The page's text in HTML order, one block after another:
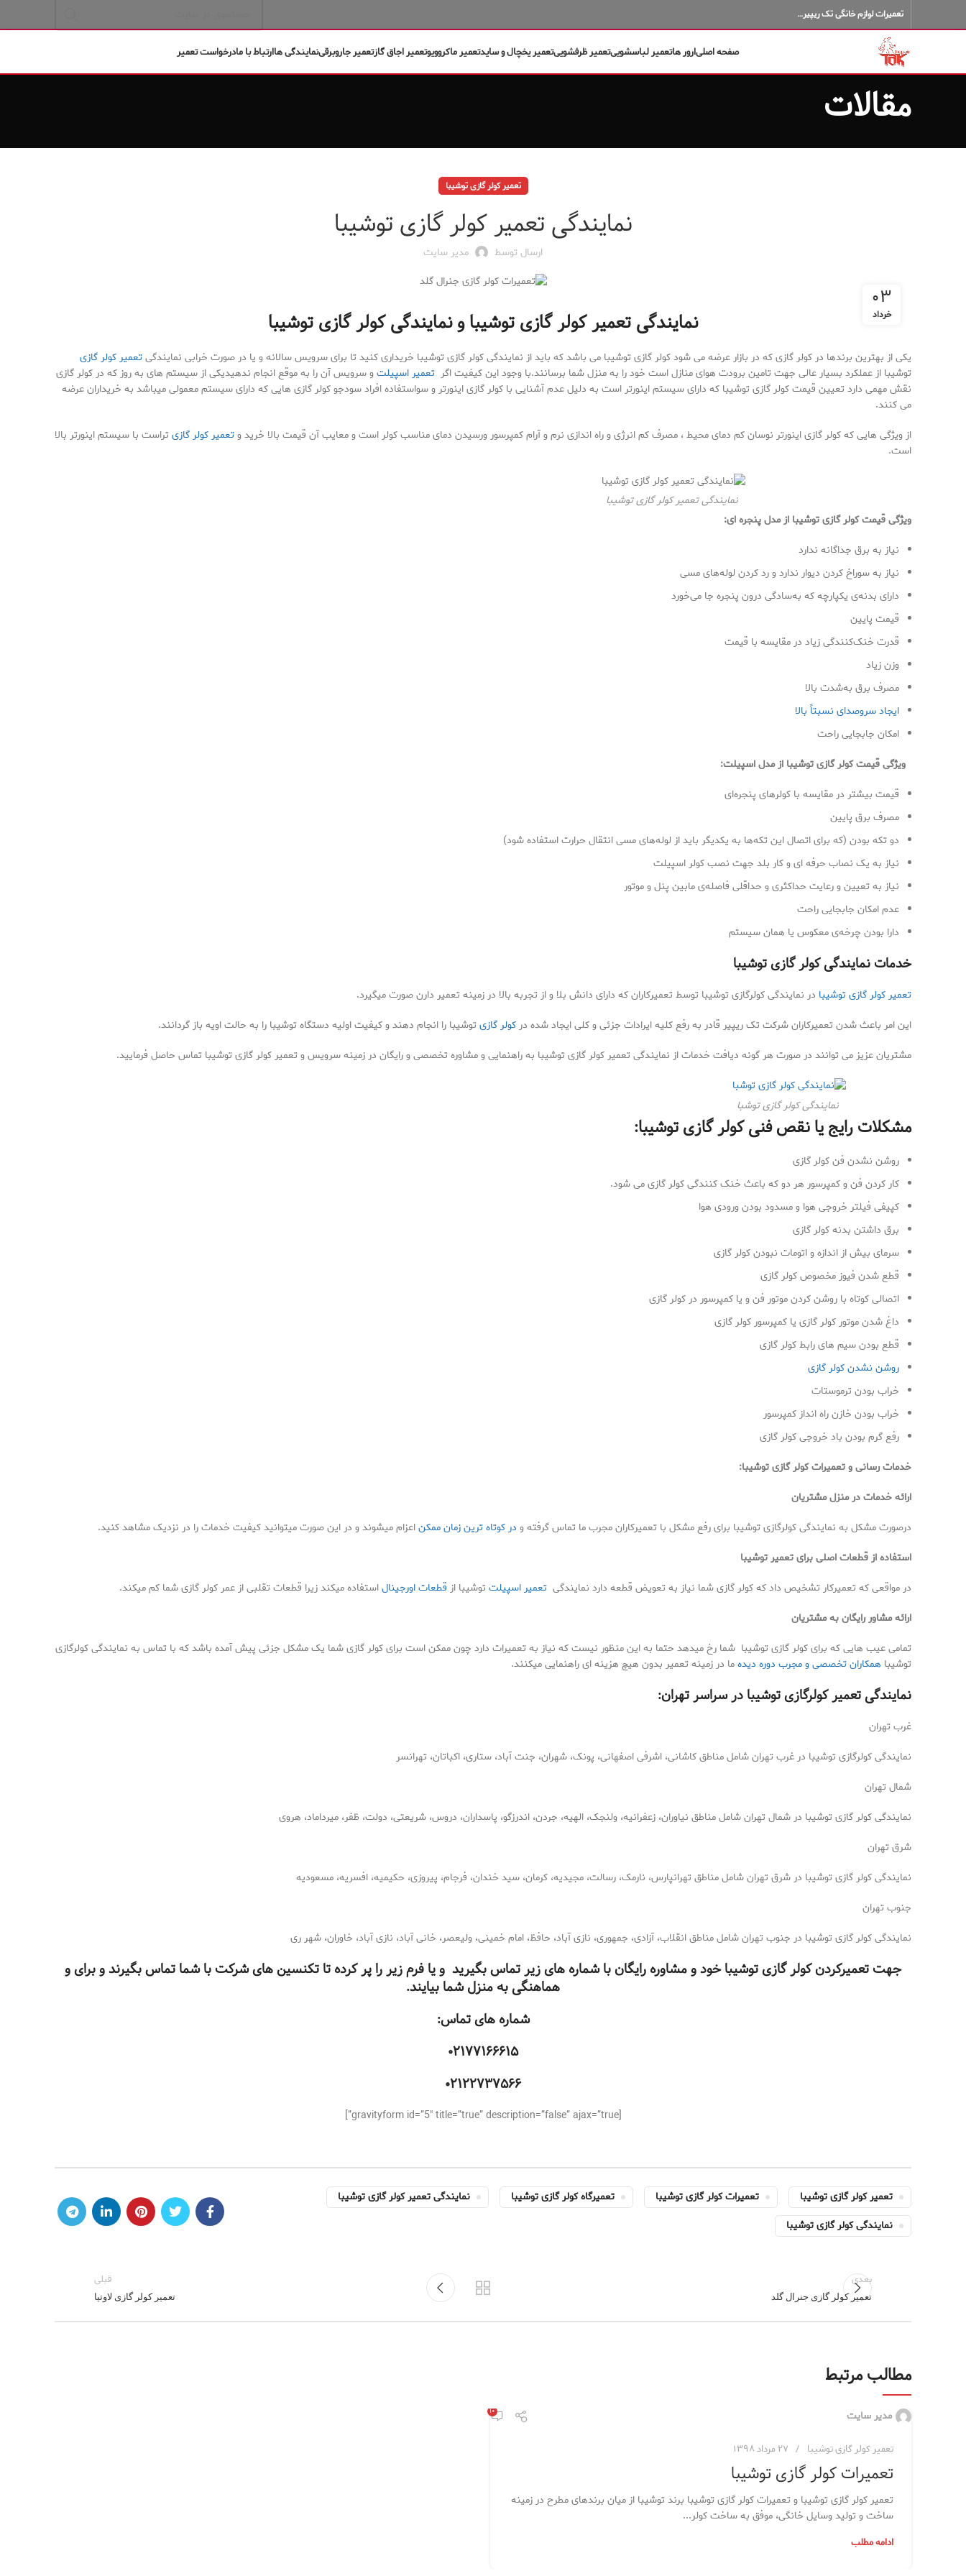
تعمیرات لوازم خانگی تک ریپیر…
صفحه اصلیارور هاتعمیر لباسشوییتعمیر ظرفشوییتعمیر یخچال و سایدتعمیر ماکروویوتعمیر اجاق گازتعمیر جاروبرقینمایندگی هاارتباط با مادرخواست تعمیر
مقالات
تعمیر کولر گازی توشیبا
نمایندگی تعمیر کولر گازی توشیبا
ارسال توسط مدیر سایت
۰۳
خرداد نمایندگی تعمیر کولر گازی توشیبا و نمایندگی کولر گازی توشیبا
یکی از بهترین برندها در کولر گازی که در بازار عرضه می شود کولر گازی توشیبا می باشد که باید از نمایندگی کولر گازی توشیبا خریداری کنید تا برای سرویس سالانه و یا در صورت خرابی نمایندگیتعمیر کولر گازی
توشیبا از عملکرد بسیار عالی جهت تامین برودت هوای منازل است خود را به منزل شما برسانند.با وجود این کیفیت اگر تعمیر اسپیلتو سرویس آن را به موقع انجام ندهیدیکی از سیستم های به روز که در کولر گازی
نقش مهمی دارد تعیین قیمت کولر گازی توشیبا که دارای سیستم اینورتر است به دلیل عدم آشنایی با کولر گازی اینورتر و سواستفاده افراد سودجو کولر گازی هایی که دارای سیستم معمولی میباشد به خریداران عرضه
می کنند.
از ویژگی هایی که کولر گازی اینورتر نوسان کم دمای محیط ، مصرف کم انرژی و راه اندازی نرم و آرام کمپرسور ورسیدن دمای مناسب کولر است و معایب آن قیمت بالا خرید وتعمیر کولر گازی تراست با سیستم اینورتر بالا
است.
نمایندگی تعمیر کولر گازی توشیبا
ویژگی قیمت کولر گازی توشیبا از مدل پنجره ای:
نیاز به برق جداگانه ندارد
نیاز به سوراخ کردن دیوار ندارد و رد کردن لوله‌های مسی
دارای بدنه‌ی یکپارچه که به‌سادگی درون پنجره جا می‌خورد
قیمت پایین
قدرت خنک‌کنندگی زیاد در مقایسه با قیمت
وزن زیاد
مصرف برق به‌شدت بالا
ایجاد سروصدای نسبتاً بالا
امکان جابجایی راحت
ویژگی قیمت کولر گازی توشیبا از مدل اسپیلت:
قیمت بیشتر در مقایسه با کولرهای پنجره‌ای
مصرف برق پایین
دو تکه بودن (که برای اتصال این تکه‌ها به یکدیگر باید از لوله‌های مسی انتقال حرارت استفاده شود)
نیاز به یک نصاب حرفه ای و کار بلد جهت نصب کولر اسپیلت
نیاز به تعیین و رعایت حداکثری و حداقلی فاصله‌ی مابین پنل و موتور
عدم امکان جابجایی راحت
دارا بودن چرخه‌ی معکوس یا همان سیستم
خدمات نمایندگی کولر گازی توشیبا
تعمیر کولر گازی توشیبا در نمایندگی کولرگازی توشیبا توسط تعمیرکاران که دارای دانش بلا و از تجربه بالا در زمینه تعمیر دارن صورت میگیرد.
این امر باعث شدن تعمیرکاران شرکت تک ریپیر قادر به رفع کلیه ایرادات جزئی و کلی ایجاد شده درکولر گازی توشیبا را انجام دهند و کیفیت اولیه دستگاه توشیبا را به حالت اویه باز گردانند.
مشتریان عزیز می توانند در صورت هر گونه دیافت خدمات از نمایندگی تعمیر کولر گازی توشیبا به راهنمایی و مشاوره تخصصی و رایگان در زمینه سرویس و تعمیر کولر گازی توشیبا تماس حاصل فرمایید.
نمایندگی کولر گازی توشبا
مشکلات رایج یا نقص فنی کولر گازی توشیبا:
روشن نشدن فن کولر گازی
کار کردن فن و کمپرسور هر دو که باعث خنک کنندگی کولر گازی می شود.
کپیفی فیلتر خروجی هوا و مسدود بودن ورودی هوا
برق داشتن بدنه کولر گازی
سرمای بیش از اندازه و اتومات نبودن کولر گازی
قطع شدن فیوز مخصوص کولر گازی
اتصالی کوتاه با روشن کردن موتور فن و یا کمپرسور در کولر گازی
داغ شدن موتور کولر گازی یا کمپرسور کولر گازی
قطع بودن سیم های رابط کولر گازی
روشن نشدن کولر گازی
خراب بودن ترموستات
خراب بودن خازن راه انداز کمپرسور
رفع گرم بودن باد خروجی کولر گازی
خدمات رسانی و تعمیرات کولر گازی توشیبا:
ارائه خدمات در منزل مشتریان
درصورت مشکل به نمایندگی کولرگازی توشیبا برای رفع مشکل با تعمیرکاران مجرب ما تماس گرفته و در کوتاه ترین زمان ممکناعزام میشوند و در این صورت میتوانید کیفیت خدمات را در نزدیک مشاهد کنید.
استفاده از قطعات اصلی برای تعمیر توشیبا
در مواقعی که تعمیرکار تشخیص داد که کولر گازی شما نیاز به تعویض قطعه دارد نمایندگی تعمیر اسپیلت توشیبا از قطعات اورجینالاستفاده میکند زیرا قطعات تقلبی از عمر کولر گازی شما کم میکند.
ارائه مشاور رایگان به مشتریان
تمامی عیب هایی که برای کولر گازی توشیبا شما رخ میدهد حتما به این منظور نیست که نیاز به تعمیرات دارد چون ممکن است برای کولر گازی شما یک مشکل جزئی پیش آمده باشد که با تماس به نمایندگی کولرگازی
توشیبا همکاران تخصصی و مجرب دوره دیدهما در زمینه تعمیر بدون هیچ هزینه ای راهنمایی میکنند.
نمایندگی تعمیر کولرگازی توشیبا در سراسر تهران:
غرب تهران
نمایندگی کولرگازی توشیبا در غرب تهران شامل مناطق کاشانی، اشرفی اصفهانی، پونک، شهران، جنت آباد، ستاری، اکباتان، تهرانسر
شمال تهران
نمایندگی کولر گازی توشیبا در شمال تهران شامل مناطق نیاوران، زعفرانیه، ولنجک، الهیه، جردن، اندرزگو، پاسداران، دروس، شریعتی، دولت، ظفر، میرداماد، هروی
شرق تهران
نمایندگی کولر گازی توشیبا در شرق تهران شامل مناطق تهرانپارس، نارمک، رسالت، مجیدیه، کرمان، سید خندان، فرجام، پیروزی، حکیمیه، افسریه، مسعودیه
جنوب تهران
نمایندگی کولر گازی توشیبا در جنوب تهران شامل مناطق انقلاب، آزادی، جمهوری، نازی آباد، حافظ، امام خمینی، ولیعصر، خانی آباد، نازی آباد، خاوران، شهر ری
جهت تعمیرکردن کولر گازی توشیبا خود و مشاوره رایگان با شماره های زیر تماس بگیرید و یا فرم زیر را پر کرده تا تکنسین های شرکت با شما تماس بگیرند و برای و
هماهنگی به منزل شما بیایند.
شماره های تماس:
۰۲۱۷۷۱۶۶۶۱۵
۰۲۱۲۲۷۳۷۵۶۶
[gravityform id=”5″ title=”true” description=”false” ajax=”true”]
تعمیر کولر گازی توشیبا تعمیرات کولر گازی توشیبا تعمیرگاه کولر گازی توشیبا
نمایندگی تعمیر کولر گازی توشیبا
نمایندگی کولر گازی توشیبا
بعدی
تعمیر کولر گازی جنرال گلد
قبلی
تعمیر کولر گازی لاوتیا
مطالب مرتبط
مدیر سایت ۱۰
تعمیر کولر گازی توشیبا ۲۷ مرداد ۱۳۹۸
تعمیرات کولر گازی توشیبا
تعمیر کولر گازی توشیبا و تعمیرات کولر گازی توشیبا برند توشیبا از میان برندهای مطرح در زمینه
ساخت و تولید وسایل خانگی، موفق به ساخت کولر...
ادامه مطلب